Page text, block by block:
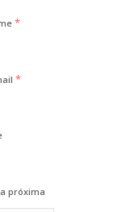
*
*
próxima